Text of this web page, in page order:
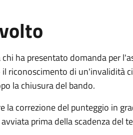
ha presentato domanda per
riconoscimento di un'invalidità
la chiusura del bando.
la correzione del punteggio in
prima della scadenza del